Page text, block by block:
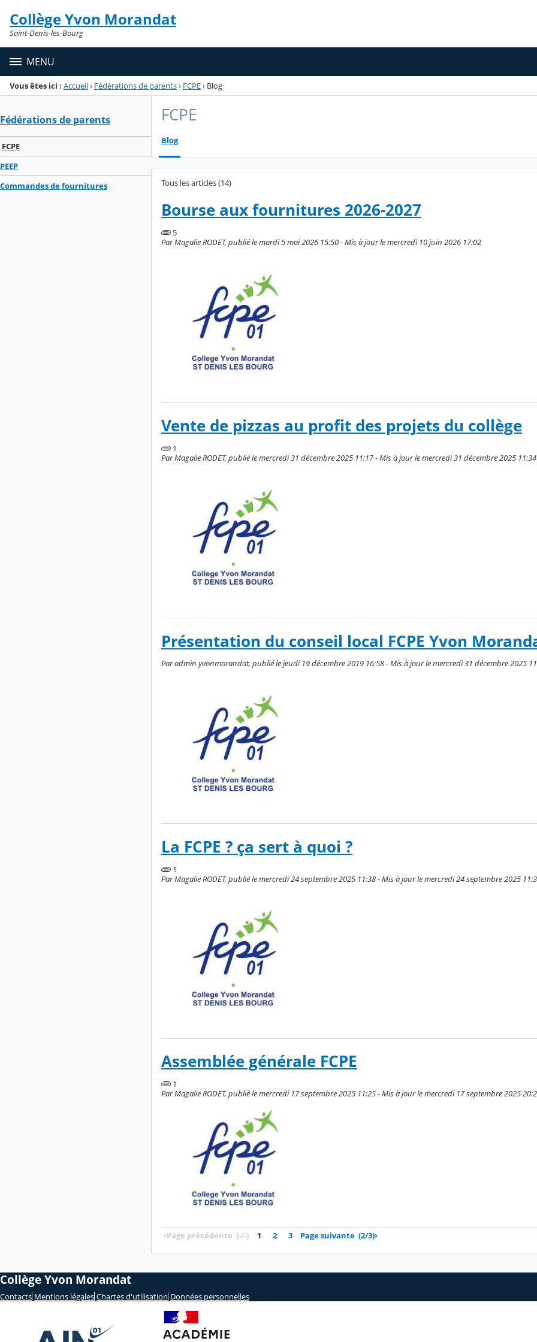
Menu de la rubrique
Contenu
Collège Yvon Morandat
Saint-Denis-les-Bourg
MENU
Vous êtes ici : Accueil› Fédérations de parents› FCPE› Blog
Fédérations de parents
FCPE
PEEP
Commandes de fournitures
FCPE
Blog
Tous les articles (14)
Bourse aux fournitures 2026-2027
5
Par Magalie RODET, publié le mardi 5 mai 2026 15:50 - Mis à jour le mercredi 10 juin 2026 17:02
Vente de pizzas au profit des projets du collège
1
Par Magalie RODET, publié le mercredi 31 décembre 2025 11:17 - Mis à jour le mercredi 31 décembre 2025 11:34
Présentation du conseil local FCPE Yvon
Par admin yvonmorandat, publié le jeudi 19 décembre 2019 16:58 - Mis à jour le mercredi 31 décembre 2025
La FCPE ? ça sert à quoi ?
1
Par Magalie RODET, publié le mercredi 24 septembre 2025 11:38 - Mis à jour le mercredi 24 septembre 2025
Assemblée générale FCPE
1
Par Magalie RODET, publié le mercredi 17 septembre 2025 11:25 - Mis à jour le mercredi 17 septembre 2025
‹Page précédente (-/-) 1 2 3 Page suivante (2/3)›
Collège Yvon Morandat
Contacts Mentions légales Chartes d'utilisation Données personnelles